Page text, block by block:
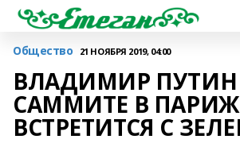
Общество 21 НОЯБРЯ 2019, 04:00
ВЛАДИМИР ПУТИН
САММИТЕ В
ВСТРЕТИТСЯ С